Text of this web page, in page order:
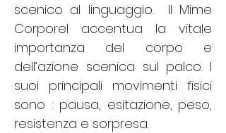
scenico al linguaggio. Il Mime
Corporel accentua la vitale
importanza del corpo e
dell’azione scenica sul palco. I
suoi principali movimenti fisici
sono : pausa, esitazione, peso,
resistenza e sorpresa.